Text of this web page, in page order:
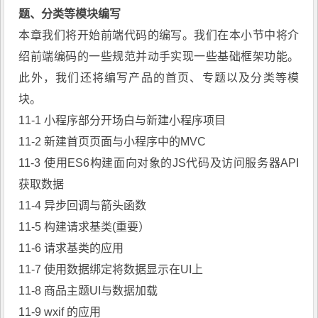
题、分类等模块编写
本章我们将开始前端代码的编写。我们在本小节中将介
绍前端编码的一些规范并动手实现一些基础框架功能。
此外，我们还将编写产品的首页、专题以及分类等模
块。
11-1 小程序部分开场白与新建小程序项目
11-2 新建首页页面与小程序中的MVC
11-3 使用ES6构建面向对象的JS代码及访问服务器API
获取数据
11-4 异步回调与箭头函数
11-5 构建请求基类(重要）
11-6 请求基类的应用
11-7 使用数据绑定将数据显示在UI上
11-8 商品主题UI与数据加载
11-9 wxif 的应用